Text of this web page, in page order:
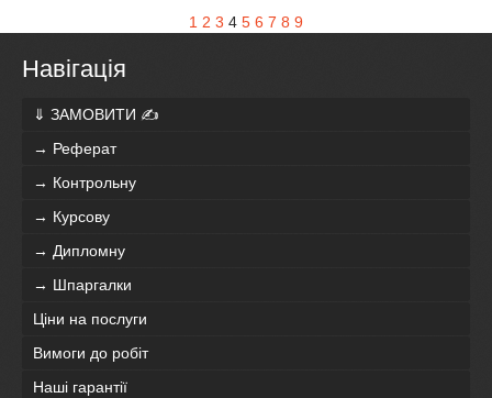
1 2 3 4 5 6 7 8 9
Навігація
⇓ ЗАМОВИТИ ✍
→ Реферат
→ Контрольну
→ Курсову
→ Дипломну
→ Шпаргалки
Ціни на послуги
Вимоги до робіт
Наші гарантії